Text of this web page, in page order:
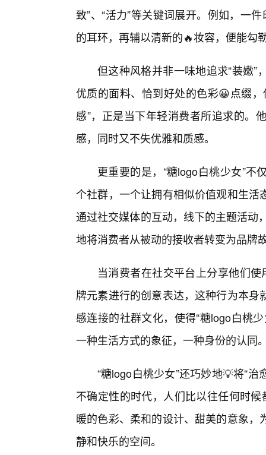
致”、“活力”等关键词展开。例如，一
的耳环，再辅以清新的🔥妆容，便能勾
但这种风格并非一味地追求“装嫩
优质的面料、恰到好处的色彩😀点缀
感”，正是当下年轻消费者所追求的。
感，同时又不失优雅和质感。
更重要的是，“糖logo白桃少女”
个社群，一个让拥有相似价值观和生
通过社交媒体的互动，线下的主题活动
地将消费者从被动的接收者转变为品牌
当消费者在社交平台上分享他们
牌元素进行的创意表达，这种行为本
感连接的社群文化，使得“糖logo白桃
一种生活方式的象征，一种身份的认同
“糖logo白桃少女”还巧妙地💡将“
不确定性的时代，人们比以往任何时
暖的色彩、柔和的设计、甜美的意象
静和快乐的空间。